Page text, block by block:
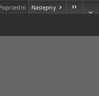
Następny